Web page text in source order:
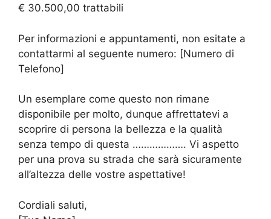
€ 30.500,00 trattabili
Per informazioni e appuntamenti, non esitate a
contattarmi al seguente numero: [Numero di
Telefono]
Un esemplare come questo non rimane
disponibile per molto, dunque affrettatevi a
scoprire di persona la bellezza e la qualità
senza tempo di questa ………………. Vi aspetto
per una prova su strada che sarà sicuramente
all’altezza delle vostre aspettative!
Cordiali saluti,